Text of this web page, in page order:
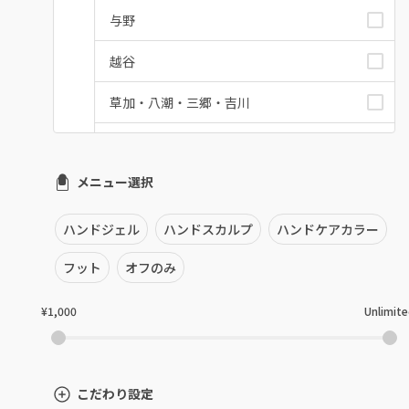
与野
越谷
草加・八潮・三郷・吉川
戸田
川越・本川越
ふじみ野・鶴瀬・上福岡
所沢・小手指
メニュー選択
ハンドジェル ハンドスカルプ ハンドケアカラー
フット オフのみ
¥1,000
こだわり設定